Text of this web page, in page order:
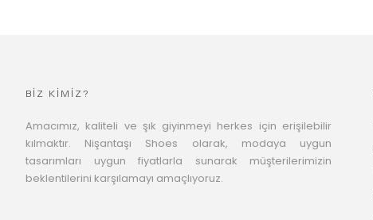
BİZ KİMİZ?
Amacımız, kaliteli ve şık giyinmeyi herkes için erişilebilir
kılmaktır. Nişantaşı Shoes olarak, modaya uygun
tasarımları uygun fiyatlarla sunarak müşterilerimizin
beklentilerini karşılamayı amaçlıyoruz.